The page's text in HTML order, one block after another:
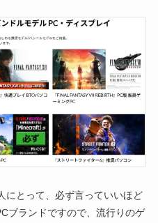
にとって、必ず言っていいほど
ブランドですので、流行りのゲ